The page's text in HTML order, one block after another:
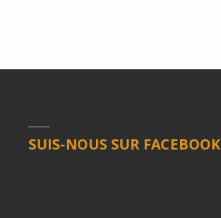
SUIS-NOUS SUR FACEBOOK